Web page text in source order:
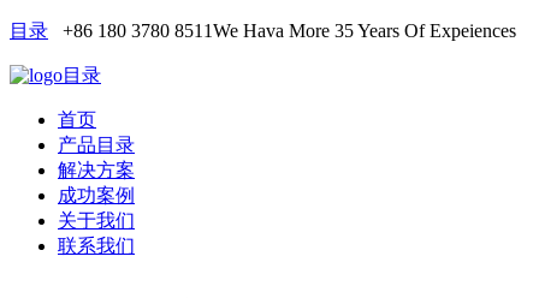
目录 +86 180 3780 8511We Hava More 35 Years Of Expeiences
目录
首页
产品目录
解决方案
成功案例
关于我们
联系我们